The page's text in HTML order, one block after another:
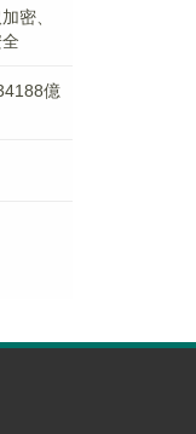
密、
億